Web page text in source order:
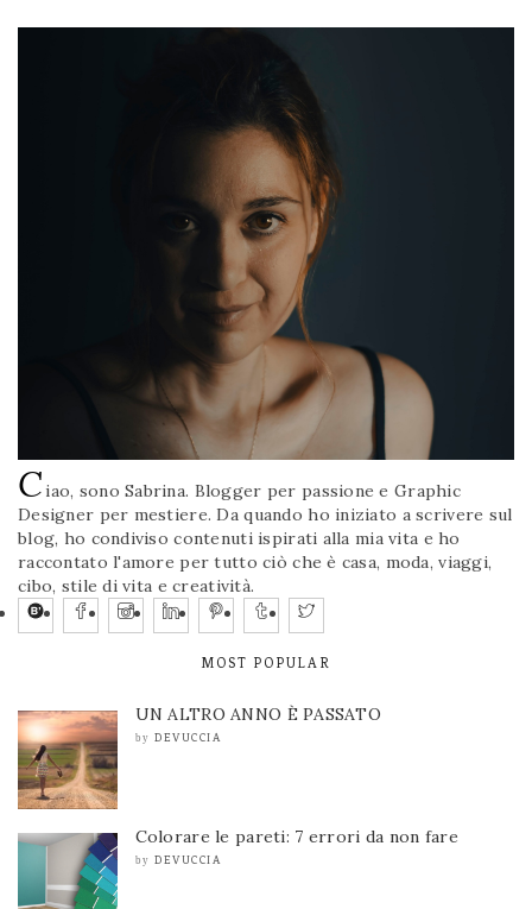
Ciao, sono Sabrina. Blogger per passione e Graphic
Designer per mestiere. Da quando ho iniziato a scrivere sul
blog, ho condiviso contenuti ispirati alla mia vita e ho
raccontato l'amore per tutto ciò che è casa, moda, viaggi,
cibo, stile di vita e creatività.
MOST POPULAR
UN ALTRO ANNO È PASSATO
by DEVUCCIA
Colorare le pareti: 7 errori da non fare
by DEVUCCIA